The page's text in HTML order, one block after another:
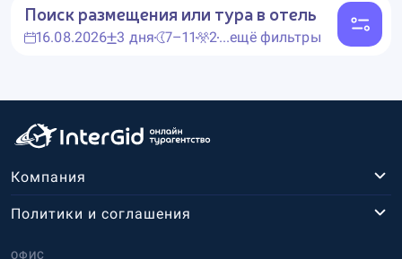
Поиск размещения или тура в отель
16.08.2026 3 дня 7–11 2...ещё фильтры
Компания
ОФИС
Политики и соглашения